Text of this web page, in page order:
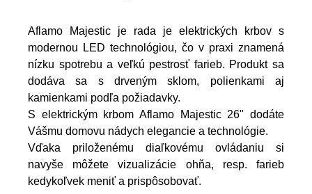
Aflamo Majestic je rada je elektrických krbov s
modernou LED technológiou, čo v praxi znamená
nízku spotrebu a veľkú pestrosť farieb. Produkt sa
dodáva sa s drveným sklom, polienkami aj
kamienkami podľa požiadavky.
S elektrickým krbom Aflamo Majestic 26" dodáte
Vášmu domovu nádych elegancie a technológie.
Vďaka priloženému diaľkovému ovládaniu si
navyše môžete vizualizácie ohňa, resp. farieb
kedykoľvek meniť a prispôsobovať.